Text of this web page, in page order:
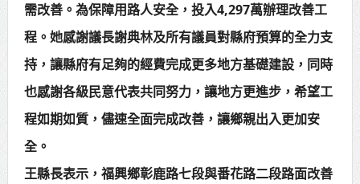
需改善。為保障用路人安全，投入4,297萬辦理改善工
程。她感謝議長謝典林及所有議員對縣府預算的全力支
持，讓縣府有足夠的經費完成更多地方基礎建設，同時
也感謝各級民意代表共同努力，讓地方更進步，希望工
程如期如質，儘速全面完成改善，讓鄉親出入更加安
全。
王縣長表示，福興鄉彰鹿路七段與番花路二段路面改善